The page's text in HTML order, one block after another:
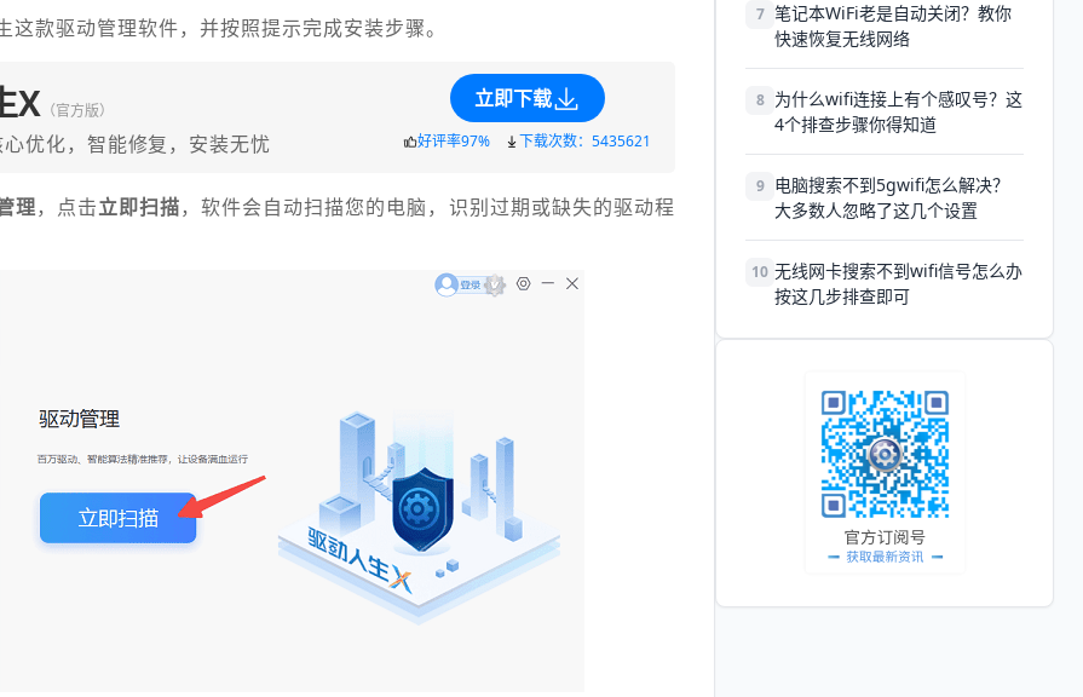
这款驱动管理软件，并按照提示完成安装步骤。
X （官方版）
优化，智能修复，安装无忧
立即下载
好评率97% 下载次数：5435621
理，点击立即扫描，软件会自动扫描您的电脑，识别过期或缺失的驱动程
7 笔记本WiFi老是自动关闭？教你
快速恢复无线网络
8 为什么wifi连接上有个感叹号？这
4个排查步骤你得知道
9 电脑搜索不到5gwifi怎么解决？
大多数人忽略了这几个设置
10 无线网卡搜索不到wifi信号怎么办
按这几步排查即可